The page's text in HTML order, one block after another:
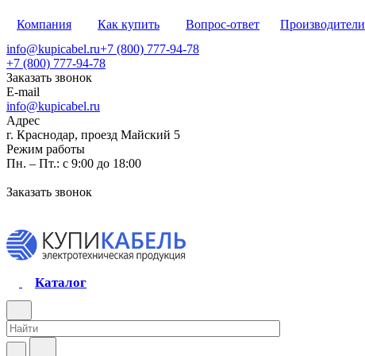
Компания Как купить Вопрос-ответ Производители
info@kupicabel.ru+7 (800) 777-94-78
+7 (800) 777-94-78
Заказать звонок
E-mail
info@kupicabel.ru
Адрес
г. Краснодар, проезд Майский 5
Режим работы
Пн. – Пт.: с 9:00 до 18:00
Заказать звонок
Каталог